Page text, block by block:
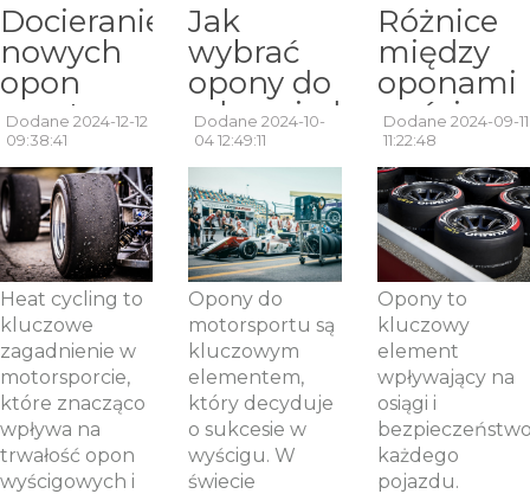
Docieranie
nowych
opon
sportowych
– czym
jest heat
cycling?
Dodane 2024-12-12
09:38:41
Heat cycling to
kluczowe
zagadnienie w
motorsporcie,
które znacząco
wpływa na
trwałość opon
wyścigowych i
Jak
wybrać
opony do
odpowiedniego
typu
wyścigu?
Przegląd
opon
wyścigowych.
Dodane 2024-10-
04 12:49:11
Opony do
motorsportu są
kluczowym
elementem,
który decyduje
o sukcesie w
wyścigu. W
świecie
Różnice
między
oponami
a
ulicznymi:
co warto
wiedzieć?
Dodane 2024-09-11
11:22:48
Opony to
kluczowy
element
wpływający na
osiągi i
każdego
pojazdu.